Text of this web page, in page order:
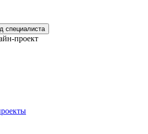
специалиста
проект